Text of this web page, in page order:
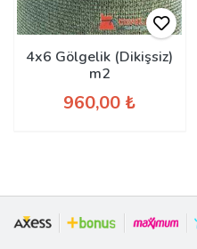
4x6 Gölgelik (Dikişsiz)
m2
960,00 ₺